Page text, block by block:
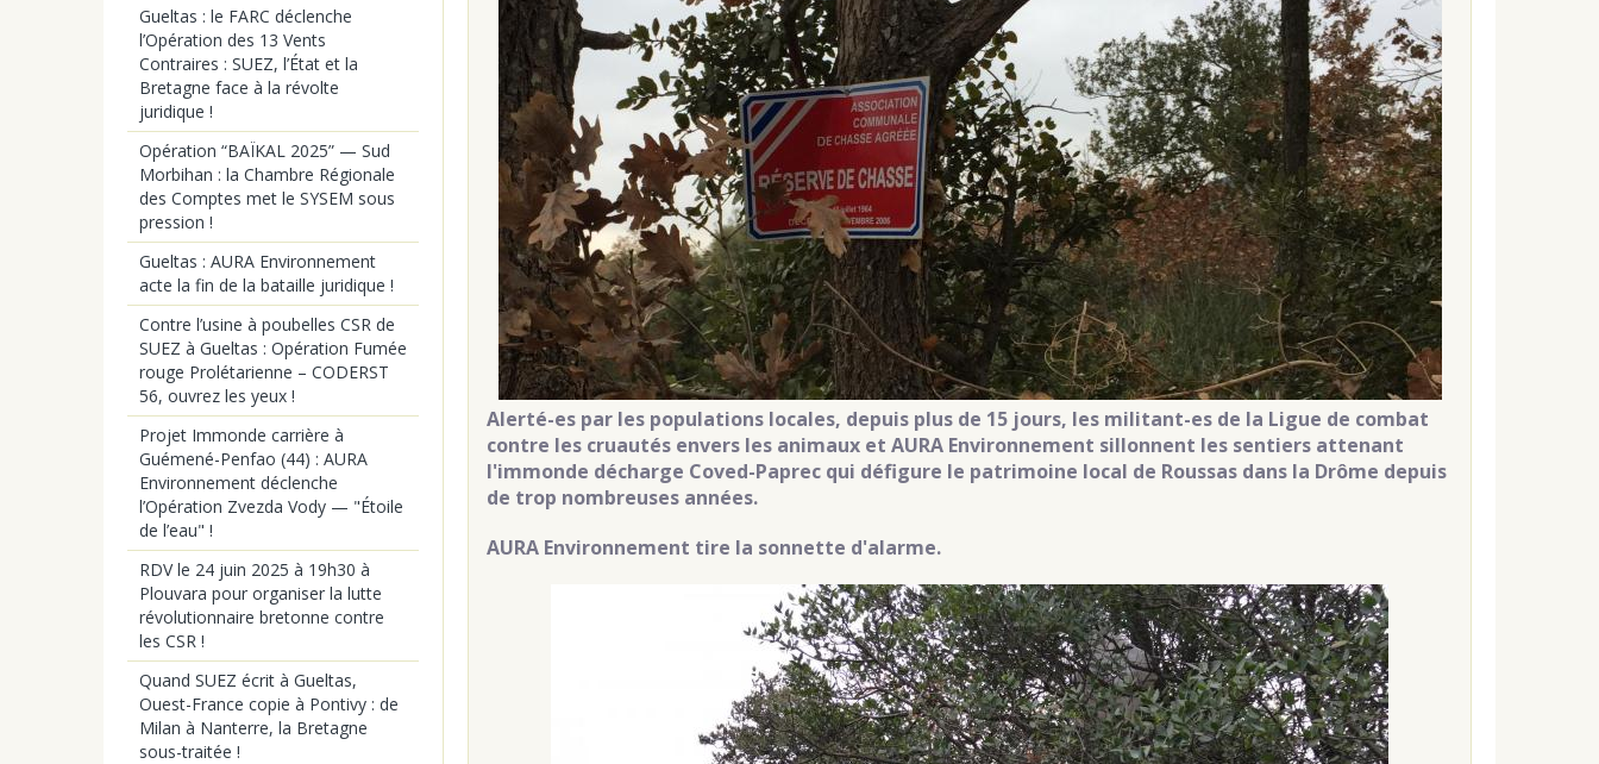
Alerté-es par les populations locales, depuis plus de 15 jours, les militant-es de la Ligue de combat
contre les cruautés envers les animaux et AURA Environnement sillonnent les sentiers attenant
l'immonde décharge Coved-Paprec qui défigure le patrimoine local de Roussas dans la Drôme depuis
de trop nombreuses années.
AURA Environnement tire la sonnette d'alarme.
Gueltas : le FARC déclenche
l’Opération des 13 Vents
Contraires : SUEZ, l’État et la
Bretagne face à la révolte
juridique !
Opération “BAÏKAL 2025” — Sud
Morbihan : la Chambre Régionale
des Comptes met le SYSEM sous
pression !
Gueltas : AURA Environnement
acte la fin de la bataille juridique !
Contre l’usine à poubelles CSR de
SUEZ à Gueltas : Opération Fumée
rouge Prolétarienne – CODERST
56, ouvrez les yeux !
Projet Immonde carrière à
Guémené-Penfao (44) : AURA
Environnement déclenche
l’Opération Zvezda Vody — "Étoile
de l’eau" !
RDV le 24 juin 2025 à 19h30 à
Plouvara pour organiser la lutte
révolutionnaire bretonne contre
les CSR !
Quand SUEZ écrit à Gueltas,
Ouest-France copie à Pontivy : de
Milan à Nanterre, la Bretagne
sous-traitée !